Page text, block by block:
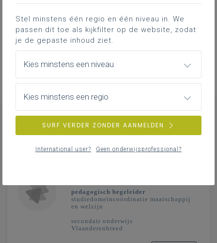
Professionalisering
Overzicht van nascholingen, vormingen,
netwerken …
ErikHellinck
pedagogisch begeleider
studiedomeincoördinatie maatschappij
en welzijn
secundair onderwijs
Vlaanderenbreed
Stel minstens één regio en één niveau in. We
passen dit toe als kijkfilter op de website, zodat
je de gepaste inhoud ziet.
Kies minstens een niveau
Kies minstens een regio
SURF VERDER ZONDER AANMELDEN
International user? Geen onderwijsprofessional?